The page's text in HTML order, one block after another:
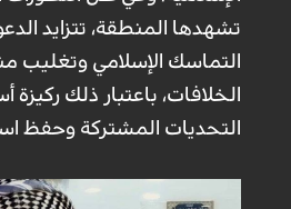
تشهدها المنطقة، تتزايد
التماسك الإسلامي وتغليب
الخلافات، باعتبار ذلك
التحديات المشتركة وحفظ